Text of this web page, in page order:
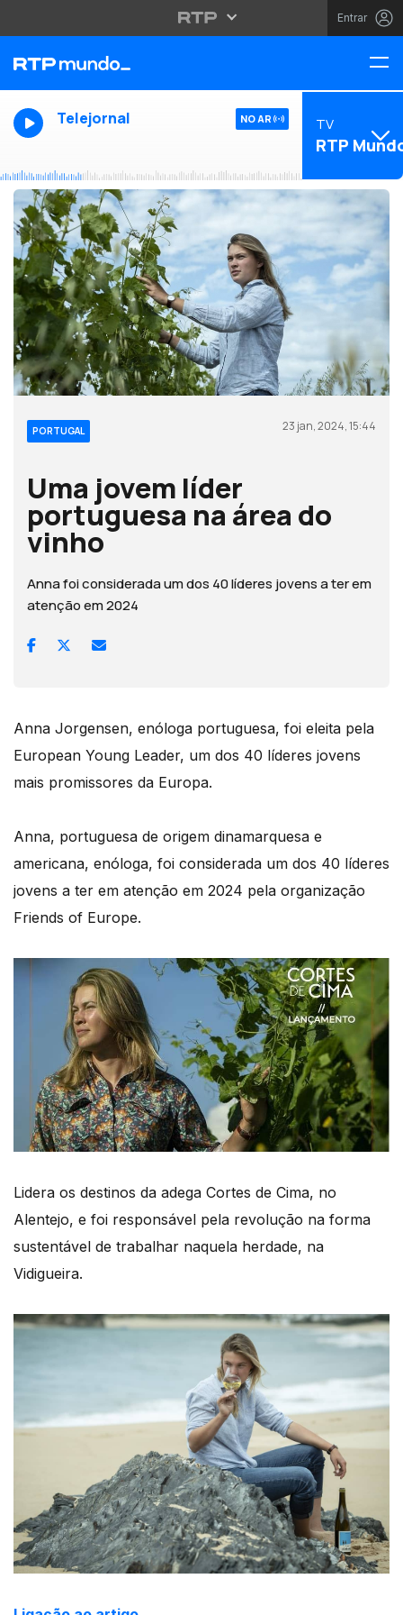
Entrar
Telejornal NO AR TV
RTP
PORTUGAL 23 jan, 2024, 15:44
Uma jovem líder
portuguesa na área do
vinho
Anna foi considerada um dos 40 líderes jovens a ter em
atenção em 2024
Anna Jorgensen, enóloga portuguesa, foi eleita pela
European Young Leader, um dos 40 líderes jovens
mais promissores da Europa.
Anna, portuguesa de origem dinamarquesa e
americana, enóloga, foi considerada um dos 40 líderes
jovens a ter em atenção em 2024 pela organização
Friends of Europe.
Lidera os destinos da adega Cortes de Cima, no
Alentejo, e foi responsável pela revolução na forma
sustentável de trabalhar naquela herdade, na
Vidigueira.